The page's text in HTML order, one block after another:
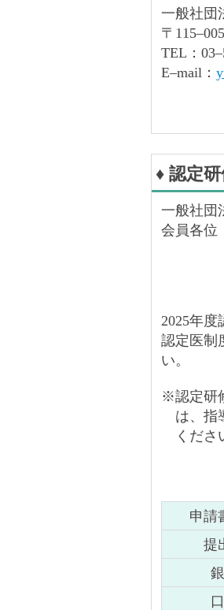
一般社団
〒
TEL：
E–mail：
♦ 認定
一般社団
会員各位
2025年度
認定医制
い。
※認定研
は、指
くださ
申請
提